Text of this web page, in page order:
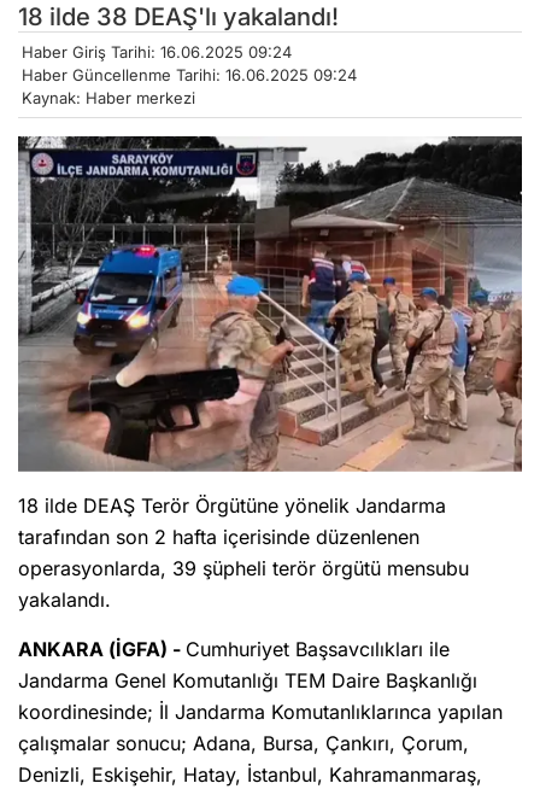
18 ilde 38 DEAŞ'lı yakalandı!
Haber Giriş Tarihi: 16.06.2025 09:24
Haber Güncellenme Tarihi: 16.06.2025 09:24
Kaynak: Haber merkezi
18 ilde DEAŞ Terör Örgütüne yönelik Jandarma
tarafından son 2 hafta içerisinde düzenlenen
operasyonlarda, 39 şüpheli terör örgütü mensubu
yakalandı.
ANKARA (İGFA) - Cumhuriyet Başsavcılıkları ile
Jandarma Genel Komutanlığı TEM Daire Başkanlığı
koordinesinde; İl Jandarma Komutanlıklarınca yapılan
çalışmalar sonucu; Adana, Bursa, Çankırı, Çorum,
Denizli, Eskişehir, Hatay, İstanbul, Kahramanmaraş,